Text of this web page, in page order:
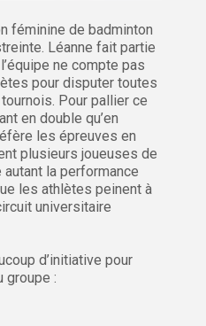
féminine de badminton
Léanne fait partie
ne compte pas
pour disputer toutes
Pour pallier ce
en double qu’en
les épreuves en
plusieurs joueuses de
autant la performance
les athlètes peinent à
universitaire
d’initiative pour
groupe :